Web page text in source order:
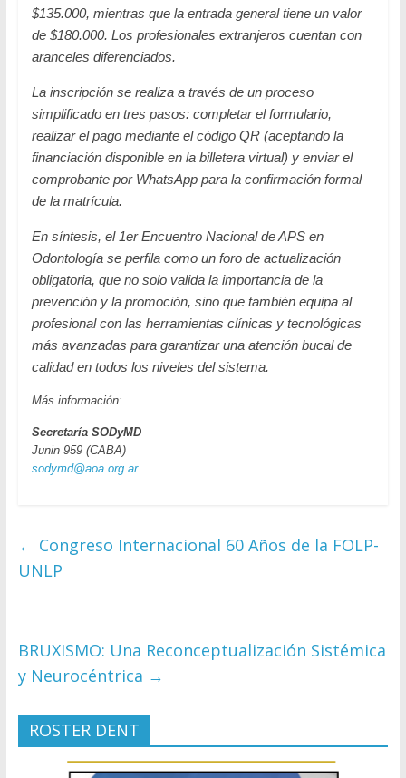
$135.000, mientras que la entrada general tiene un valor
de $180.000. Los profesionales extranjeros cuentan con
aranceles diferenciados.
La inscripción se realiza a través de un proceso
simplificado en tres pasos: completar el formulario,
realizar el pago mediante el código QR (aceptando la
financiación disponible en la billetera virtual) y enviar el
comprobante por WhatsApp para la confirmación formal
de la matrícula.
En síntesis, el 1er Encuentro Nacional de APS en
Odontología se perfila como un foro de actualización
obligatoria, que no solo valida la importancia de la
prevención y la promoción, sino que también equipa al
profesional con las herramientas clínicas y tecnológicas
más avanzadas para garantizar una atención bucal de
calidad en todos los niveles del sistema.
Más información:
Secretaría SODyMD
Junin 959 (CABA)
sodymd@aoa.org.ar
← Congreso Internacional 60 Años de la FOLP-
UNLP
BRUXISMO: Una Reconceptualización Sistémica
y Neurocéntrica →
ROSTER DENT